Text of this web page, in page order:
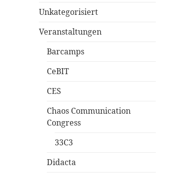
Unkategorisiert
Veranstaltungen
Barcamps
CeBIT
CES
Chaos Communication
Congress
33C3
Didacta